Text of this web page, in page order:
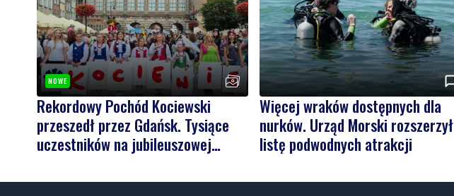
NOWE
Rekordowy Pochód Kociewski
przeszedł przez Gdańsk. Tysiące
uczestników na jubileuszowej
Więcej wraków dostępnych dla
nurków. Urząd Morski rozszerzył
listę podwodnych atrakcji